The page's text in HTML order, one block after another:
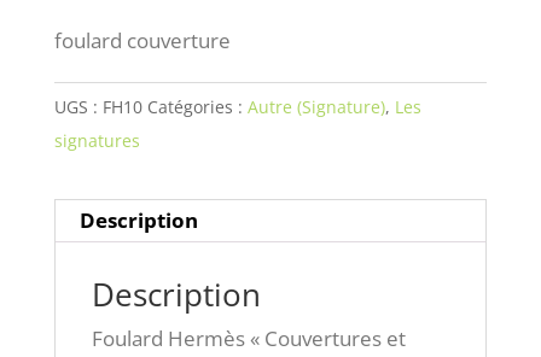
foulard couverture
UGS : FH10 Catégories : Autre (Signature), Les
signatures
Description
Description
Foulard Hermès « Couvertures et